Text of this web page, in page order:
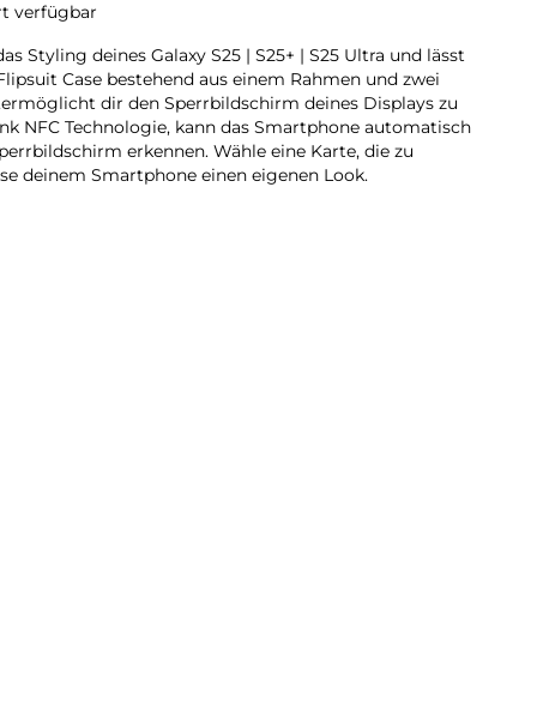
verfügbar
Styling deines Galaxy S25 | S25+ | S25 Ultra und lässt
Case bestehend aus einem Rahmen und zwei
dir den Sperrbildschirm deines Displays zu
NFC Technologie, kann das Smartphone automatisch
erkennen. Wähle eine Karte, die zu
deinem Smartphone einen eigenen Look.